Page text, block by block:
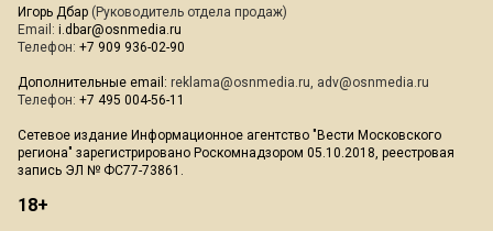
Игорь Дбар (Руководитель отдела продаж)
Email: i.dbar@osnmedia.ru
Телефон: +7 909 936-02-90
Дополнительные email: reklama@osnmedia.ru, adv@osnmedia.ru
Телефон: +7 495 004-56-11
Сетевое издание Информационное агентство "Вести Московского
региона" зарегистрировано Роскомнадзором 05.10.2018, реестровая
запись ЭЛ № ФС77-73861.
18+